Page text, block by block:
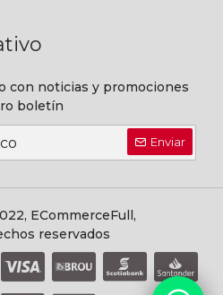
con noticias y promociones
boletín
Enviar
ECommerceFull,
reservados